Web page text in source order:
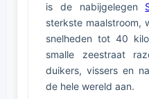
is de nabijgelegen
sterkste maalstroom,
snelheden tot 40
smalle zeestraat
duikers, vissers en
de hele wereld aan.